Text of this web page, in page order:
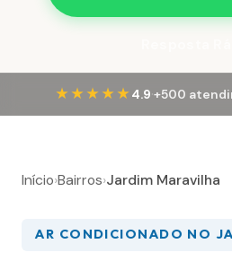
★★★★★ 4.9·+500
Início›Bairros›Jardim Maravilha
AR CONDICIONADO NO